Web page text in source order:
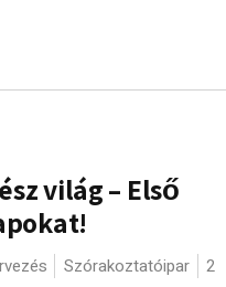
világ – Első
Szórakoztatóipar
2